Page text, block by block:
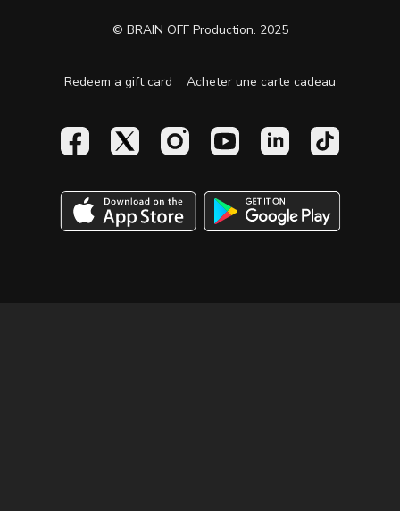
© BRAIN OFF Production. 2025
Redeem a gift card Acheter une carte cadeau